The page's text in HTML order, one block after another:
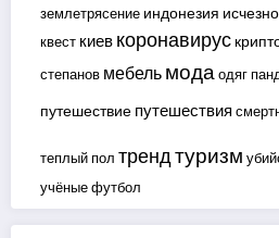
землетрясение индонезия
квест киевкоронавирус
степанов мебельмодаодяг
путешествие путешествия
теплый пол трендтуризм
учёныефутбол